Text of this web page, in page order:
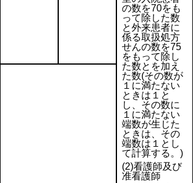
の数を70をも
って除した数
と外来患者に
係る取扱処方
せんの数を75
をもって除し
た数とを加え
た数(その数が
１に満たない
ときは１と
し、その数に
１に満たない
端数が生じた
ときは、その
端数は１とし
て計算する。)
(2)看護師及び
准看護師